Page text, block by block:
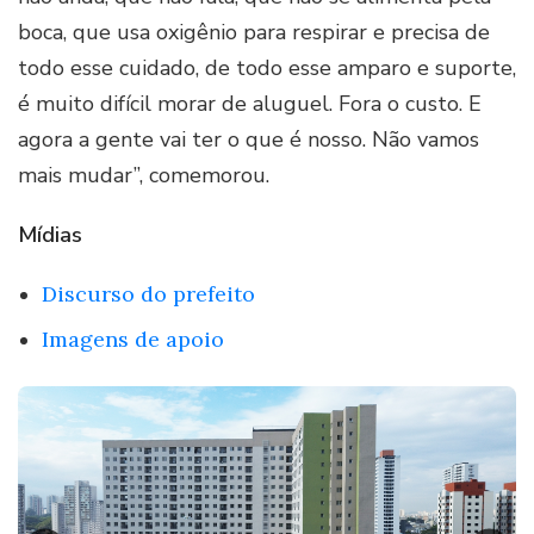
boca, que usa oxigênio para respirar e precisa de
todo esse cuidado, de todo esse amparo e suporte,
é muito difícil morar de aluguel. Fora o custo. E
agora a gente vai ter o que é nosso. Não vamos
mais mudar”, comemorou.
Mídias
Discurso do prefeito
Imagens de apoio